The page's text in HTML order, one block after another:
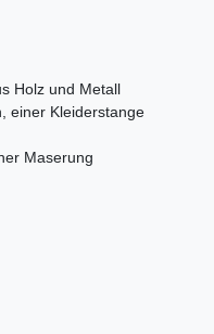
Holz und Metall
einer Kleiderstange
Maserung